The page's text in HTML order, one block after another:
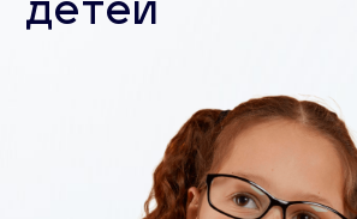
детей